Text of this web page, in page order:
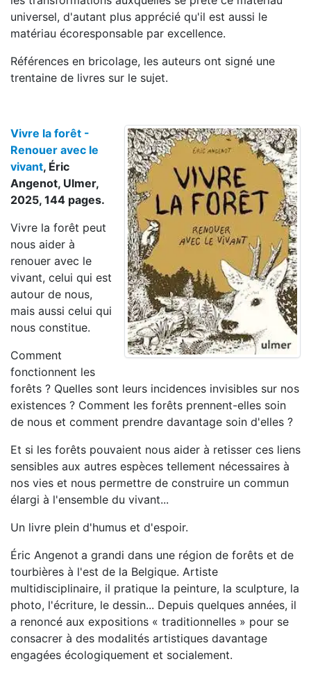
universel, d'autant plus apprécié qu'il est aussi le
matériau écoresponsable par excellence.
Références en bricolage, les auteurs ont signé une
trentaine de livres sur le sujet.
Vivre la forêt -
Renouer avec le
vivant, Éric
Angenot, Ulmer,
2025, 144 pages.
Vivre la forêt peut
nous aider à
renouer avec le
vivant, celui qui est
autour de nous,
mais aussi celui qui
nous constitue.
Comment
fonctionnent les
forêts ? Quelles sont leurs incidences invisibles sur nos
existences ? Comment les forêts prennent-elles soin
de nous et comment prendre davantage soin d'elles ?
Et si les forêts pouvaient nous aider à retisser ces liens
sensibles aux autres espèces tellement nécessaires à
nos vies et nous permettre de construire un commun
élargi à l'ensemble du vivant...
Un livre plein d'humus et d'espoir.
Éric Angenot a grandi dans une région de forêts et de
tourbières à l'est de la Belgique. Artiste
multidisciplinaire, il pratique la peinture, la sculpture, la
photo, l'écriture, le dessin... Depuis quelques années, il
a renoncé aux expositions « traditionnelles » pour se
consacrer à des modalités artistiques davantage
engagées écologiquement et socialement.